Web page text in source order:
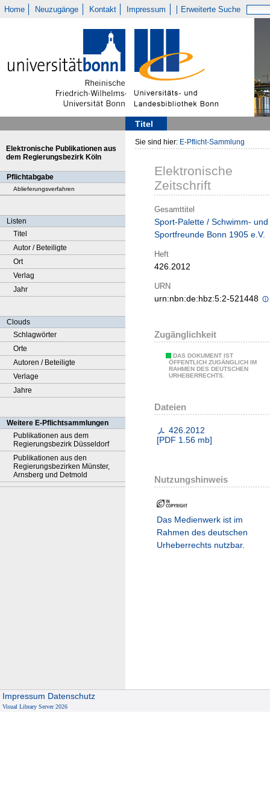
Home Neuzugänge Kontakt Impressum Erweiterte Suche
Titel
Elektronische Publikationen aus
dem Regierungsbezirk Köln
Pflichtabgabe
Ablieferungsverfahren
Listen
Titel
Autor / Beteiligte
Ort
Verlag
Jahr
Clouds
Schlagwörter
Orte
Autoren / Beteiligte
Verlage
Jahre
Weitere E-Pflichtsammlungen
Publikationen aus dem
Regierungsbezirk Düsseldorf
Publikationen aus den
Regierungsbezirken Münster,
Arnsberg und Detmold
Sie sind hier: E-Pflicht-Sammlung
Elektronische
Zeitschrift
Gesamttitel
Sport-Palette / Schwimm- und
Sportfreunde Bonn 1905 e.V.
Heft
426.2012
URN
urn:nbn:de:hbz:5:2-521448
Zugänglichkeit
DAS DOKUMENT IST
ÖFFENTLICH ZUGÄNGLICH IM
RAHMEN DES DEUTSCHEN
URHEBERRECHTS.
Dateien
426.2012
[PDF 1.56 mb]
Nutzungshinweis
Das Medienwerk ist im
Rahmen des deutschen
Urheberrechts nutzbar.
Impressum Datenschutz
Visual Library Server 2026